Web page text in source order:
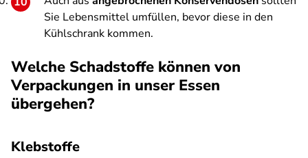
Sie Lebensmittel umfüllen, bevor diese in den
Kühlschrank kommen.
Welche Schadstoffe können von
Verpackungen in unser Essen
übergehen?
Klebstoffe